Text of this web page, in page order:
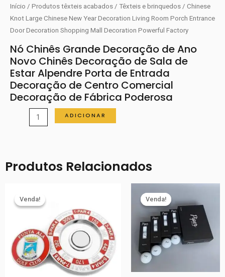
Início / Produtos têxteis acabados / Têxteis e brinquedos / Chinese
Knot Large Chinese New Year Decoration Living Room Porch Entrance
Door Decoration Shopping Mall Decoration Powerful Factory
Nó Chinês Grande Decoração de Ano
Novo Chinês Decoração de Sala de
Estar Alpendre Porta de Entrada
Decoração de Centro Comercial
Decoração de Fábrica Poderosa
Quantidade
Large
New
Year
Living
Room
Porch
ADICIONAR
Produtos Relacionados
Venda!
Venda! Venda!
Venda!